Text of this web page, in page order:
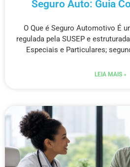
Seguro Auto: Guia
O Que é Seguro Automotivo É
regulada pela SUSEP e
Especiais e Particulares;
LEIA MAIS »